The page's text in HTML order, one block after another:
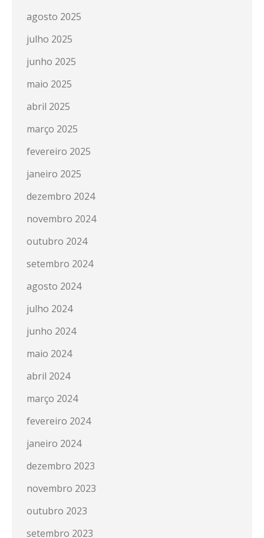
agosto 2025
julho 2025
junho 2025
maio 2025
abril 2025
março 2025
fevereiro 2025
janeiro 2025
dezembro 2024
novembro 2024
outubro 2024
setembro 2024
agosto 2024
julho 2024
junho 2024
maio 2024
abril 2024
março 2024
fevereiro 2024
janeiro 2024
dezembro 2023
novembro 2023
outubro 2023
setembro 2023